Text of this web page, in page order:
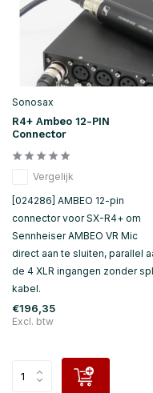
Sonosax
R4+ Ambeo 12-PIN
Connector
Vergelijk
[024286] AMBEO 12-pin
connector voor SX-R4+ om
Sennheiser AMBEO VR Mic
direct aan te sluiten, parallel
de 4 XLR ingangen zonder
kabel.
€196,35
Excl. btw